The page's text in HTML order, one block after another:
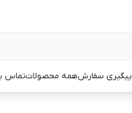
پیگیری سفارشهمه محصولاتتماس